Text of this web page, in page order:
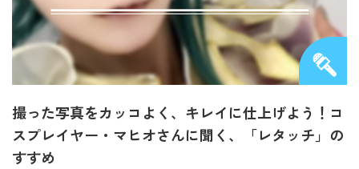
撮った写真をカッコよく、キレイに仕上げよう！コ
スプレイヤー・マヒオさんに聞く、「レタッチ」の
すすめ